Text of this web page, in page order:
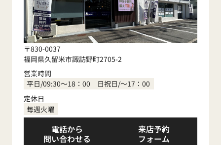
〒830-0037
福岡県久留米市諏訪野町2705-2
営業時間
平日/09:30～18：00 日祝日/～17：00
定休日
毎週火曜
電話から
問い合わせる
来店予約
フォーム